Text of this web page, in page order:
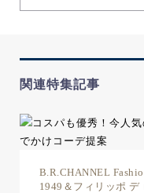
関連特集記事
B.R.CHANNEL
1949＆フィリッポ デ